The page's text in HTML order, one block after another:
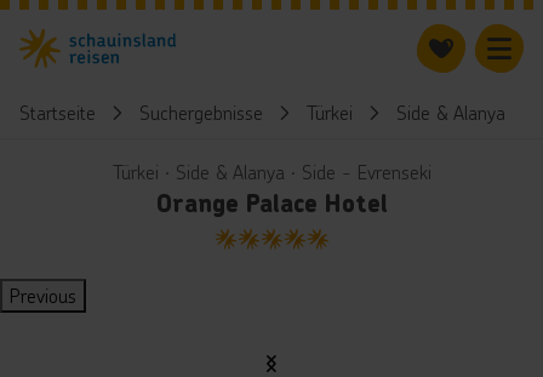
Startseite Suchergebnisse Türkei Side & Alanya
Türkei ∙ Side & Alanya ∙ Side - Evrenseki
Orange Palace Hotel
5
Previous